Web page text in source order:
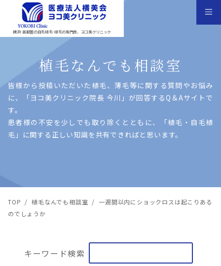
横浜･首都圏の自毛植毛･植毛の専門医、ヨコ美クリニック
植毛なんでも相談室
皆様から投稿いただいた植⽑、薄⽑等に関する質問やお悩み
に、「ヨコ美クリニック院⻑ 今川」が回答するQ＆Aサイトで
す。
患者様の不安を少しでも取り除くとともに、「植⽑・⾃⽑植
⽑」に関する正しい知識を共有できればと思います。
TOP / 植毛なんでも相談室 / 一週間以内にショックロスは起こりある
のでしょうか
キーワード検索